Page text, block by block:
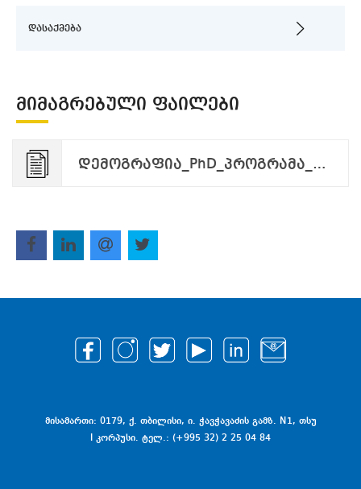
დასაქმება
ᲛᲘᲛᲐᲒᲠᲔᲑᲣᲚᲘ ᲤᲐᲘᲚᲔᲑᲘ
დემოგრაფია_PhD_პროგრამა_2024.pdf
მისამართი: 0179, ქ. თბილისი, ი. ჭავჭავაძის გამზ. N1, თსუ
I კორპუსი. ტელ.: (+995 32) 2 25 04 84